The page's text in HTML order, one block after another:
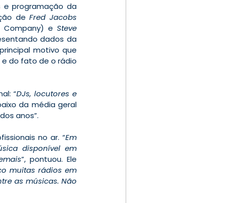
de Fred Jacobs
Company) e Steve
dados da
motivo que
e do fato de o rádio
“DJs, locutores e
da média geral
anos”.
no ar. “Em
disponível em
”, pontuou. Ele
muitas rádios em
as músicas. Não